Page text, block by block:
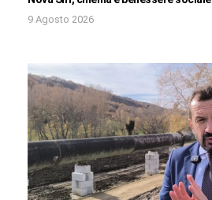
9 Agosto 2026